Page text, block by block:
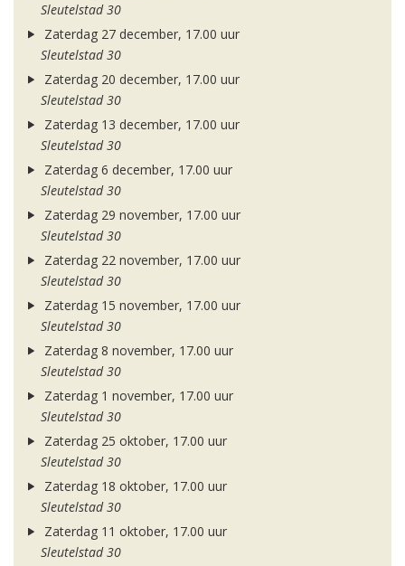
Sleutelstad 30
Zaterdag 27 december, 17.00 uur
Sleutelstad 30
Zaterdag 20 december, 17.00 uur
Sleutelstad 30
Zaterdag 13 december, 17.00 uur
Sleutelstad 30
Zaterdag 6 december, 17.00 uur
Sleutelstad 30
Zaterdag 29 november, 17.00 uur
Sleutelstad 30
Zaterdag 22 november, 17.00 uur
Sleutelstad 30
Zaterdag 15 november, 17.00 uur
Sleutelstad 30
Zaterdag 8 november, 17.00 uur
Sleutelstad 30
Zaterdag 1 november, 17.00 uur
Sleutelstad 30
Zaterdag 25 oktober, 17.00 uur
Sleutelstad 30
Zaterdag 18 oktober, 17.00 uur
Sleutelstad 30
Zaterdag 11 oktober, 17.00 uur
Sleutelstad 30